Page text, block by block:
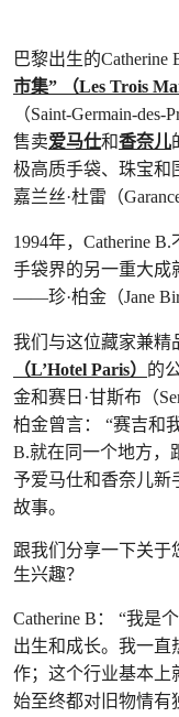
巴黎出生的
市集” （Les Trois
（Saint-Germain-
售卖爱马仕和香奈儿
极高质手袋、珠宝和
嘉兰丝·杜雷（
1994年，Catherine
手袋界的另一重大成
——珍·柏金（Jane
我们与这位藏家兼精
（L’Hotel Paris） 的
金和赛日·甘斯布（
柏金曾言： “赛吉和
B.就在同一个地方，
予爱马仕和香奈儿新
故事。
跟我们分享一下关于
生兴趣？
Catherine B： “我是
出生和成长。我一直
作；这个行业基本上
始至终都对旧物情有